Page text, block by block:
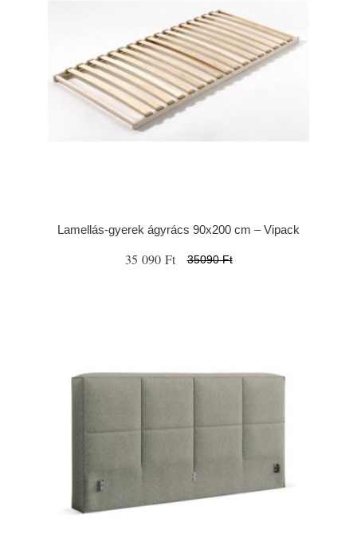
Lamellás-gyerek ágyrács 90x200 cm – Vipack
35 090 Ft 35090 Ft